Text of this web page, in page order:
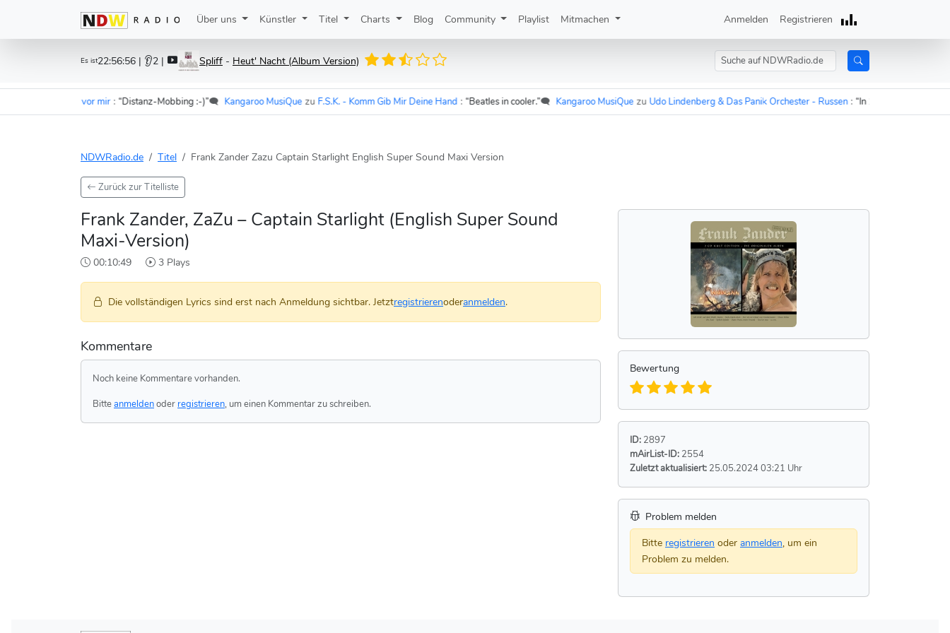
Über uns Künstler Titel Charts Blog Community Playlist Mitmachen Anmelden Registrieren
Es ist22:56:56 | 👂2 | Spliff - Heut' Nacht (Album Version)
- Im Wagen vor mir : “Distanz-Mobbing :-)”🗨️ Kangaroo MusiQue zu F.S.K. - Komm Gib Mir Deine Hand : “Beatles in cooler.”🗨️ Kangaroo MusiQue zu Udo Lindenberg & Das Panik Orchester - Russen : “In 15 Minuten sind die
NDWRadio.de Titel Frank Zander Zazu Captain Starlight English Super Sound Maxi Version
Zurück zur Titelliste
Frank Zander, ZaZu – Captain Starlight (English Super Sound
Maxi-Version)
00:10:49 3 Plays
Die vollständigen Lyrics sind erst nach Anmeldung sichtbar. Jetztregistrierenoderanmelden.
Kommentare
Noch keine Kommentare vorhanden.
Bitteanmeldenoder registrieren, um einen Kommentar zu schreiben.
Bewertung
ID: 2897
mAirList-ID: 2554
Zuletzt aktualisiert: 25.05.2024 03:21 Uhr
Problem melden
Bitte registrieren oder anmelden, um ein
Problem zu melden.